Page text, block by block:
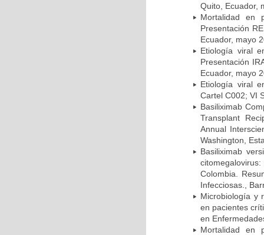
Quito, Ecuador,
Mortalidad en
Presentación
Ecuador, mayo
Etiología viral
Presentación
Ecuador, mayo
Etiología viral
Cartel C002; VI
Basiliximab
Transplant
Annual
Washington,
Basiliximab
Colombia.
Infecciosas.,
Microbiología y
en pacientes
en
Mortalidad en